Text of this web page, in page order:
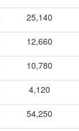
25,140
12,660
10,780
4,120
54,250